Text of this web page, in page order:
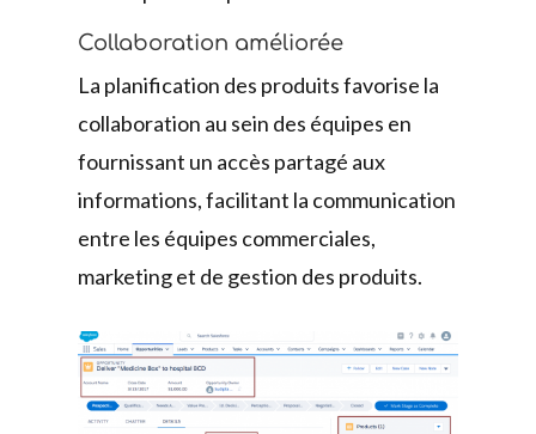
Collaboration améliorée
La planification des produits favorise la
collaboration au sein des équipes en
fournissant un accès partagé aux
informations, facilitant la communication
entre les équipes commerciales,
marketing et de gestion des produits.